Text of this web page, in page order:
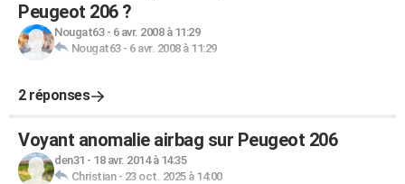
Peugeot 206 ?
Nougat63- 6 avr. 2008 à 11:29
Nougat63- 6 avr. 2008 à 11:29
2 réponses
Voyant anomalie airbag sur Peugeot 206
den31 - 18 avr. 2014 à 14:35
Christian- 23 oct. 2025 à 14:00